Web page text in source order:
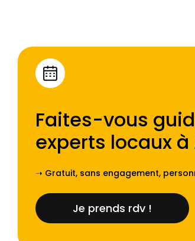
Faites-vous
experts locaux à
➝ Gratuit, sans engagement,
Je prends rdv !